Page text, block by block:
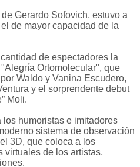
Gerardo Sofovich, estuvo a
de mayor capacidad de la
de espectadores la
Ortomolecular", que
Waldo y Vanina Escudero,
y el sorprendente debut
Moli.
humoristas e imitadores
sistema de observación
3D, que coloca a los
virtuales de los artistas,